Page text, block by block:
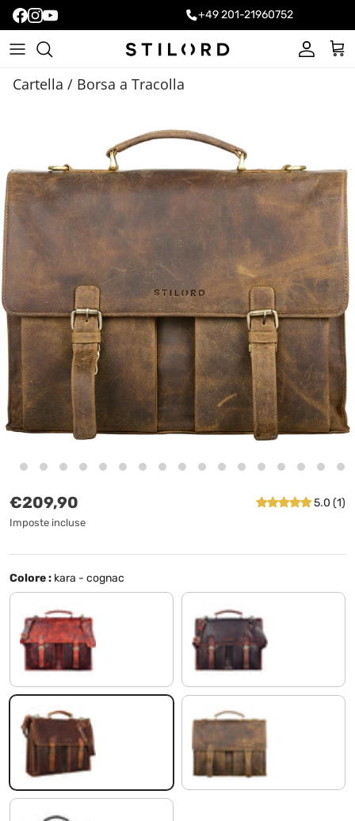
+49 201-21960752
Account
Cartella / Borsa a Tracolla
Prezzo normale
€209,90
Imposte incluse
5.0 (1)
Colore : kara - cognac
kara - rosso kara - marrone
kara - cognac marrone medio